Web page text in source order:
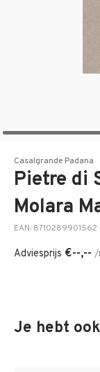
Casalgrande Padana
Pietre di
Molara
EAN: 8710289901562
Adviesprijs €--,-- /
Je hebt